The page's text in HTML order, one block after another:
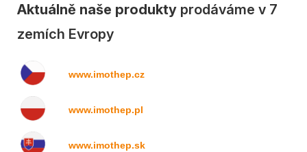
Aktuálně naše produkty prodáváme v 7
zemích Evropy
www.imothep.cz
www.imothep.pl
www.imothep.sk